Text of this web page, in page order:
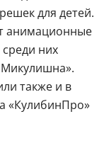
для детей.
анимационные
них
также и в
«КулибинПро»